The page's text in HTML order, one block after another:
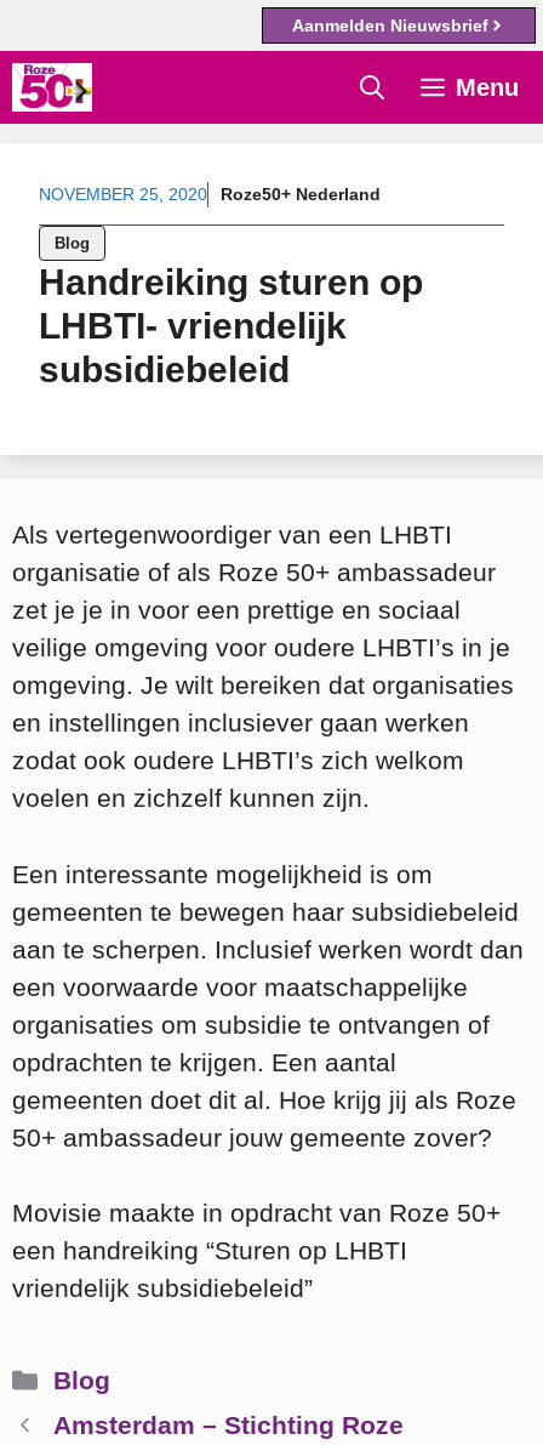
Aanmelden Nieuwsbrief
Ga
naar
inhoud
Menu
NOVEMBER 25, 2020 Roze50+ Nederland
Blog
Handreiking sturen op
LHBTI- vriendelijk
subsidiebeleid
Als vertegenwoordiger van een LHBTI
organisatie of als Roze 50+ ambassadeur
zet je je in voor een prettige en sociaal
veilige omgeving voor oudere LHBTI’s in je
omgeving. Je wilt bereiken dat organisaties
en instellingen inclusiever gaan werken
zodat ook oudere LHBTI’s zich welkom
voelen en zichzelf kunnen zijn.
Een interessante mogelijkheid is om
gemeenten te bewegen haar subsidiebeleid
aan te scherpen. Inclusief werken wordt dan
een voorwaarde voor maatschappelijke
organisaties om subsidie te ontvangen of
opdrachten te krijgen. Een aantal
gemeenten doet dit al. Hoe krijg jij als Roze
50+ ambassadeur jouw gemeente zover?
Movisie maakte in opdracht van Roze 50+
een handreiking “Sturen op LHBTI
vriendelijk subsidiebeleid”
Categorieën
Blog
Amsterdam – Stichting Roze